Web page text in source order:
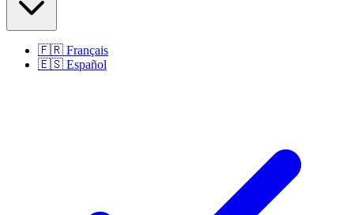
🇫🇷 Français
🇪🇸 Español